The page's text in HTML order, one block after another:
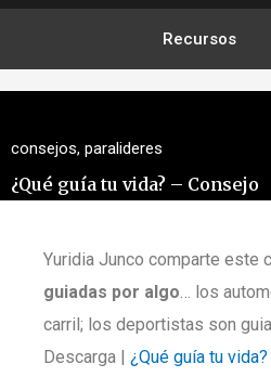
Recursos
consejos, paralideres
¿Qué guía tu vida? – Consejo
Yuridia Junco comparte este
guiadas por algo… los
carril; los deportistas son
Descarga | ¿Qué guía tu vida?